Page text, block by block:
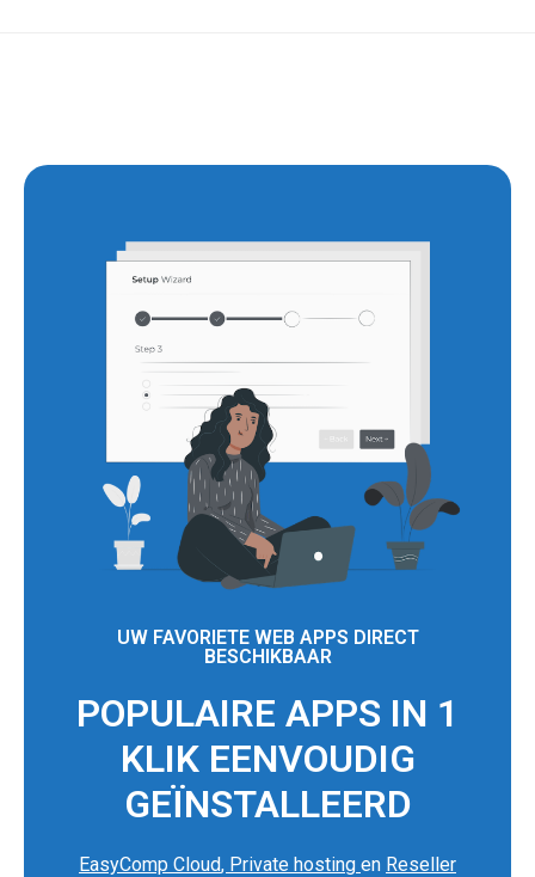
UW FAVORIETE WEB APPS DIRECT
BESCHIKBAAR
POPULAIRE APPS IN 1
KLIK EENVOUDIG
GEÏNSTALLEERD
EasyComp Cloud, Private hosting en Reseller